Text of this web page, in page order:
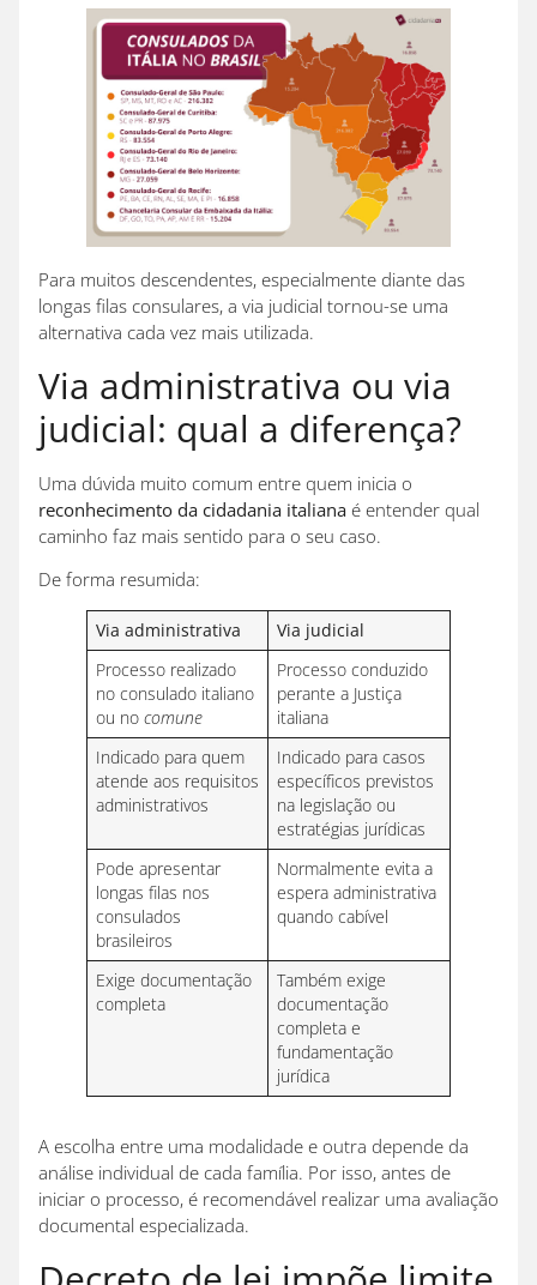
Para muitos descendentes, especialmente diante das
longas filas consulares, a via judicial tornou-se uma
alternativa cada vez mais utilizada.
Via administrativa ou via
judicial: qual a diferença?
Uma dúvida muito comum entre quem inicia o
reconhecimento da cidadania italiana é entender qual
caminho faz mais sentido para o seu caso.
De forma resumida:
Via administrativa
Via judicial
Processo realizado
no consulado italiano
ou no comune
Processo conduzido
perante a Justiça
italiana
Indicado para quem
atende aos requisitos
administrativos
Indicado para casos
específicos previstos
na legislação ou
estratégias jurídicas
Pode apresentar
longas filas nos
consulados
brasileiros
Normalmente evita a
espera administrativa
quando cabível
Exige documentação
completa
Também exige
documentação
completa e
fundamentação
jurídica
A escolha entre uma modalidade e outra depende da
análise individual de cada família. Por isso, antes de
iniciar o processo, é recomendável realizar uma avaliação
documental especializada.